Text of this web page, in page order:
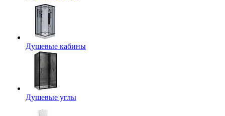
Душевые кабины
Душевые углы